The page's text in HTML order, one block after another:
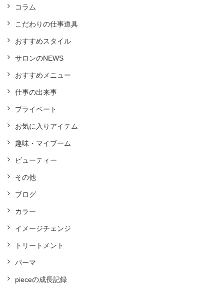
コラム
こだわりの仕事道具
おすすめスタイル
サロンのNEWS
おすすめメニュー
仕事の出来事
プライベート
お気に入りアイテム
趣味・マイブーム
ビューティー
その他
ブログ
カラー
イメージチェンジ
トリートメント
パーマ
pieceの成長記録